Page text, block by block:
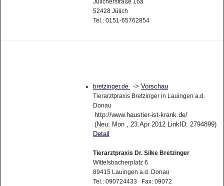
Jülicherstraße 16a
52428 Jülich
Tel.: 0151-65762854
bretzinger.de -> Vorschau
Tierarztpraxis Bretzinger in Lauingen a.d.
Donau
http://www.haustier-ist-krank.de/
(Neu: Mon , 23.Apr 2012 LinkID: 2794899)
Detail
Tierarztpraxis Dr. Silke Bretzinger
Wittelsbacherplatz 6
89415 Lauingen a.d. Donau
Tel.: 090724433 Fax: 09072